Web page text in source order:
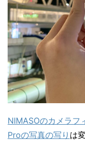
NIMASOのカメラフ
Proの写真の写り は